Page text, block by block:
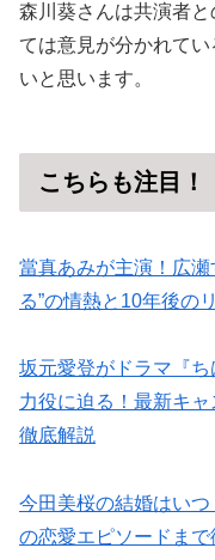
森川葵さんは共演者
ては意見が分かれて
いと思います。
こちらも注目！
當真あみが主演！広
る”の情熱と10年後の
坂元愛登がドラマ『
力役に迫る！最新キ
徹底解説
今田美桜の結婚はい
の恋愛エピソードまで